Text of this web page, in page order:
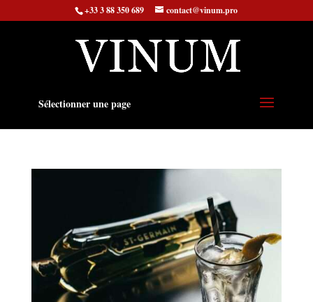
+33 3 88 350 689 contact@vinum.pro
Sélectionner une page